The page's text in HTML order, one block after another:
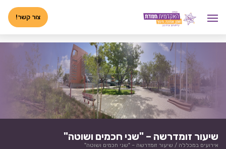
צור קשר!
שיעור זומדרשה – "שני חכמים ושוטה"
אירועים במכללה / שיעור זומדרשה – "שני חכמים ושוטה"